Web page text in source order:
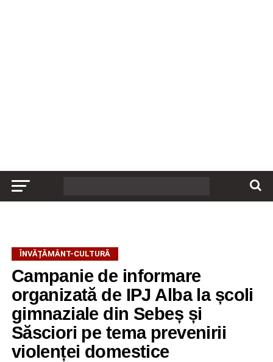
ÎNVĂȚĂMÂNT-CULTURĂ
Campanie de informare
organizată de IPJ Alba la școli
gimnaziale din Sebeș și
Săsciori pe tema prevenirii
violenței domestice